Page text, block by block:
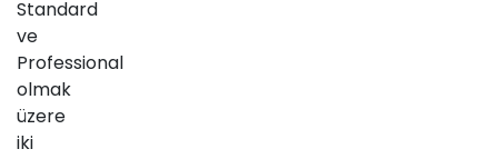
Standard
ve
Professional
olmak
üzere
iki